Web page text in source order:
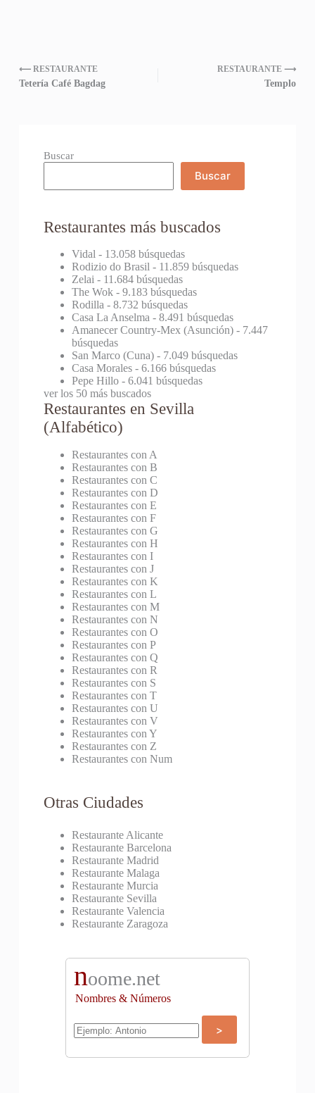
⟵ RESTAURANTE
Tetería Café Bagdag
RESTAURANTE ⟶
Templo
Buscar
Buscar
Restaurantes más buscados
Vidal - 13.058 búsquedas
Rodizio do Brasil - 11.859 búsquedas
Zelai - 11.684 búsquedas
The Wok- 9.183 búsquedas
Rodilla - 8.732 búsquedas
Casa La Anselma - 8.491 búsquedas
Amanecer Country-Mex (Asunción)- 7.447
búsquedas
San Marco (Cuna)- 7.049 búsquedas
Casa Morales- 6.166 búsquedas
Pepe Hillo- 6.041 búsquedas
ver los 50 más buscados
Restaurantes en Sevilla
(Alfabético)
Restaurantes con A
Restaurantes con B
Restaurantes con C
Restaurantes con D
Restaurantes con E
Restaurantes con F
Restaurantes con G
Restaurantes con H
Restaurantes con I
Restaurantes con J
Restaurantes con K
Restaurantes con L
Restaurantes con M
Restaurantes con N
Restaurantes con O
Restaurantes con P
Restaurantes con Q
Restaurantes con R
Restaurantes con S
Restaurantes con T
Restaurantes con U
Restaurantes con V
Restaurantes con Y
Restaurantes con Z
Restaurantes con Num
Otras Ciudades
Restaurante Alicante
Restaurante Barcelona
Restaurante Madrid
Restaurante Malaga
Restaurante Murcia
Restaurante Sevilla
Restaurante Valencia
Restaurante Zaragoza
noome.net
Nombres & Números